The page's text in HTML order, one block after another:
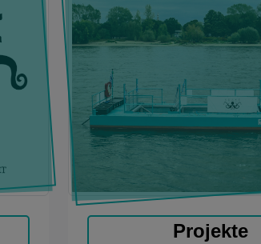
Projekte